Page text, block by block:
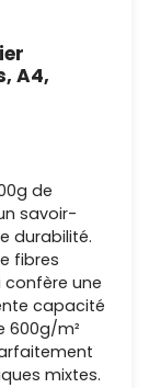
A4,
de
savoir-
durabilité.
fibres
confère une
capacité
600g/m²
mixtes.